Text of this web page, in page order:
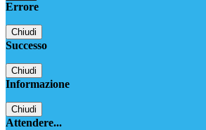
Errore
Chiudi
Successo
Chiudi
Informazione
Chiudi
Attendere...